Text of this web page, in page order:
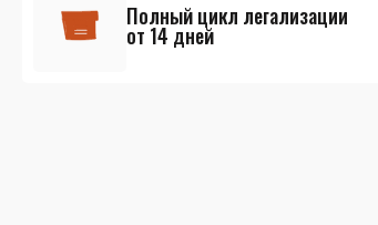
Полный цикл легализации
от 14 дней